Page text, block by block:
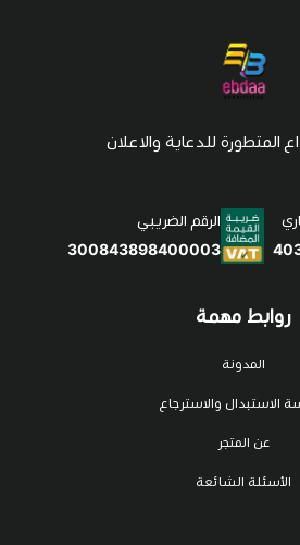
روابط مهمة
المدونة
الاستبدال والاسترجاع
عن المتجر
الأسئلة الشائعة
المتطورة للدعاية والاعلان
الرقم الضريبي
300843898400003